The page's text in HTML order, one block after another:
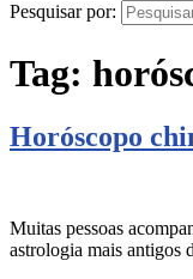
Pesquisar por:
Tag:
Horóscopo
Muitas pessoas
astrologia mais antigos